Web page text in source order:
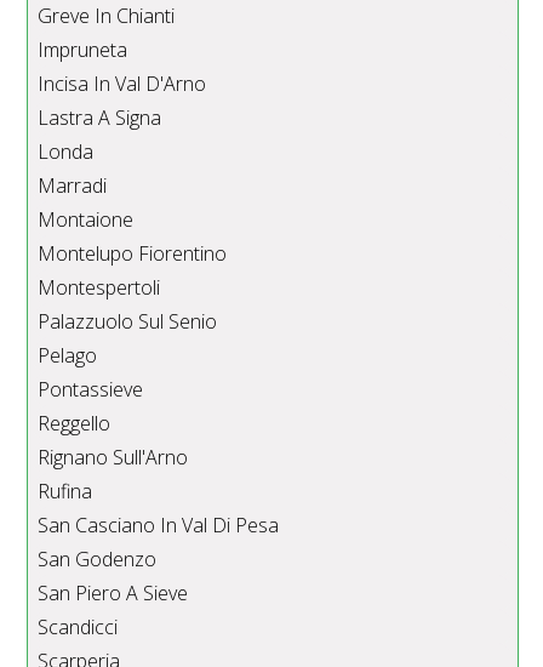
Greve In Chianti
Impruneta
Incisa In Val D'Arno
Lastra A Signa
Londa
Marradi
Montaione
Montelupo Fiorentino
Montespertoli
Palazzuolo Sul Senio
Pelago
Pontassieve
Reggello
Rignano Sull'Arno
Rufina
San Casciano In Val Di Pesa
San Godenzo
San Piero A Sieve
Scandicci
Scarperia